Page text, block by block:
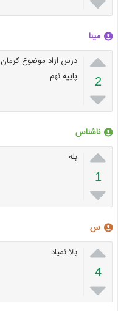
مینا

2

درس ازاد موضوع کرمان
پاییه نهم
ناشناس

1

بله
س

4

بالا نمیاد